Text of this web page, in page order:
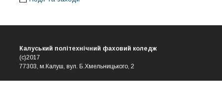
Калуський політехнічний фаховий коледж
(с)2017
77303, м.Калуш, вул. Б.Хмельницького, 2